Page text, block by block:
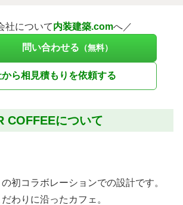
社について内装建築.comへ／
問い合わせる （無料）
ら相見積もりを依頼する
COFFEEについて
初コラボレーションでの設計です。
わりに沿ったカフェ。